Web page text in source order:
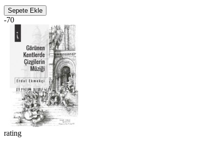
Sepete Ekle
-70
rating